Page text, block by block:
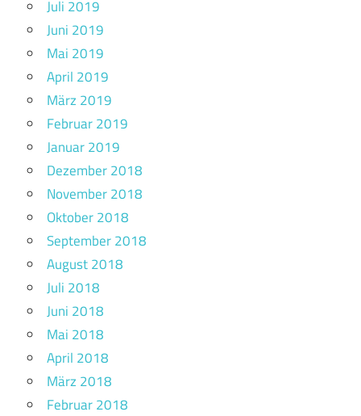
Juli 2019
Juni 2019
Mai 2019
April 2019
März 2019
Februar 2019
Januar 2019
Dezember 2018
November 2018
Oktober 2018
September 2018
August 2018
Juli 2018
Juni 2018
Mai 2018
April 2018
März 2018
Februar 2018